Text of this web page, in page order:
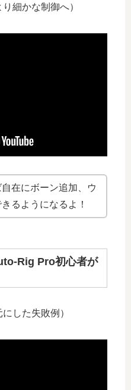
細かな制御へ）
在にボーン追加、ウ
るようになるよ！
Rig Pro初心者が
した失敗例）